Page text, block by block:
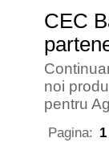
CEC
noi
pentru
Pagina: 1